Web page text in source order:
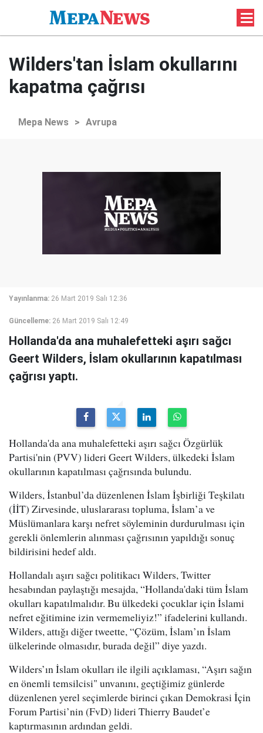
Wilders'tan İslam okullarını
kapatma çağrısı
Mepa News > Avrupa
Yayınlanma: 26 Mart 2019 Salı 12:36
Güncelleme: 26 Mart 2019 Salı 12:49
Hollanda'da ana muhalefetteki aşırı sağcı
Geert Wilders, İslam okullarının kapatılması
çağrısı yaptı.
Hollanda'da ana muhalefetteki aşırı sağcı Özgürlük
Partisi'nin (PVV) lideri Geert Wilders, ülkedeki İslam
okullarının kapatılması çağrısında bulundu.
Wilders, İstanbul’da düzenlenen İslam İşbirliği Teşkilatı
(İİT) Zirvesinde, uluslararası topluma, İslam’a ve
Müslümanlara karşı nefret söyleminin durdurulması için
gerekli önlemlerin alınması çağrısının yapıldığı sonuç
bildirisini hedef aldı.
Hollandalı aşırı sağcı politikacı Wilders, Twitter
hesabından paylaştığı mesajda, “Hollanda'daki tüm İslam
okulları kapatılmalıdır. Bu ülkedeki çocuklar için İslami
nefret eğitimine izin vermemeliyiz!” ifadelerini kullandı.
Wilders, attığı diğer tweette, “Çözüm, İslam’ın İslam
ülkelerinde olmasıdır, burada değil” diye yazdı.
Wilders’ın İslam okulları ile ilgili açıklaması, “Aşırı sağın
en önemli temsilcisi" unvanını, geçtiğimiz günlerde
düzenlenen yerel seçimlerde birinci çıkan Demokrasi İçin
Forum Partisi’nin (FvD) lideri Thierry Baudet’e
kaptırmasının ardından geldi.